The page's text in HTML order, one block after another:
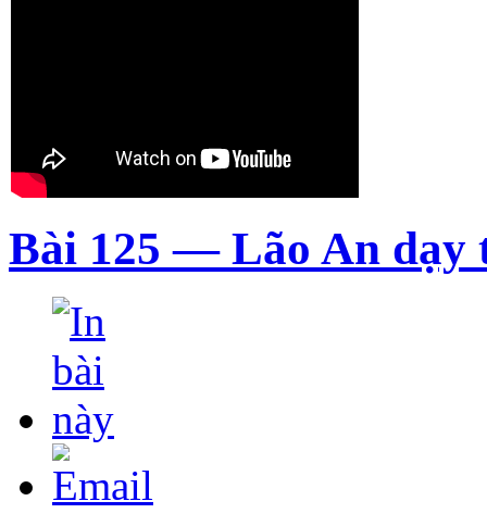
Bài 125 — Lão An dạy